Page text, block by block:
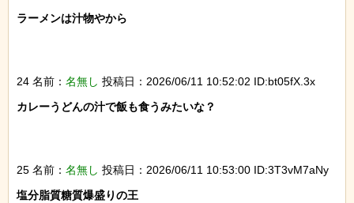
ラーメンは汁物やから
24 名前： 名無し 投稿日：2026/06/11 10:52:02 ID:bt05fX.3x
カレーうどんの汁で飯も食うみたいな？
25 名前： 名無し 投稿日：2026/06/11 10:53:00 ID:3T3vM7aNy
塩分脂質糖質爆盛りの王